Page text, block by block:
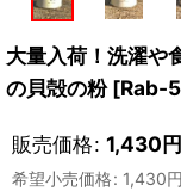
大量入荷！洗濯や
の貝殻の粉 [Rab-
販売価格: 1,430円
希望小売価格: 1,430円